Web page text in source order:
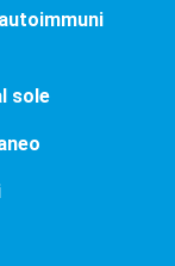
sole